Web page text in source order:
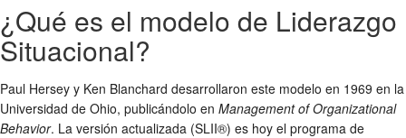
¿Qué es el modelo de Liderazgo
Situacional?
Paul Hersey y Ken Blanchard desarrollaron este modelo en 1969 en la
Universidad de Ohio, publicándolo en Management of Organizational
Behavior. La versión actualizada (SLII®) es hoy el programa de